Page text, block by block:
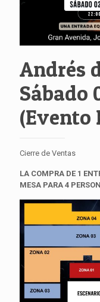
Andrés
Sábado
(Evento
Cierre de Ventas
LA COMPRA DE 1
MESA PARA 4